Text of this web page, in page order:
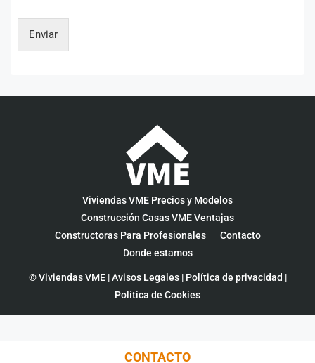
Enviar
Viviendas VME Precios y Modelos
Construcción Casas VME Ventajas
Constructoras Para Profesionales
Contacto
Donde estamos
© Viviendas VME |Avisos Legales| Política de privacidad |
Política de Cookies
CONTACTO